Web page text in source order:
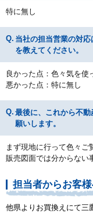
特に無し
当社の担当営業の対
を教えてください。
良かった点：色々気を使
悪かった点：特に無し
最後に、これから不
願いします。
まず現地に行って色々ご
販売図面では分からない
担当者からお客
他県よりお買換えにて三